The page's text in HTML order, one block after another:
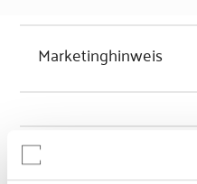
Marketinghinweis
Chancen & Risiken